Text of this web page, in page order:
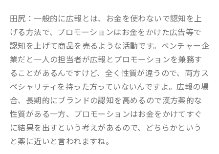
田尻：一般的に広報とは、お金を使わないで認知を上
げる方法で、プロモーションはお金をかけた広告等で
認知を上げて商品を売るような活動です。ベンチャー企
業だと一人の担当者が広報とプロモーションを兼務す
ることがあるんですけど、全く性質が違うので、両方ス
ペシャリティを持った方っていないんですよ。広報の場
合、長期的にブランドの認知を高めるので漢方薬的な
性質がある一方、プロモーションはお金をかけてすぐ
に結果を出すという考えがあるので、どちらかという
と薬に近いと言われますね。